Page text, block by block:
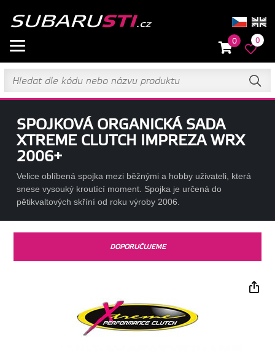
0 0
SPOJKOVÁ ORGANICKÁ SADA
XTREME CLUTCH IMPREZA WRX
2006+
Velice oblíbená spojka mezi běžnými a hobby uživateli, která
snese vysouký kroutící moment. Spojka je určená do
pětikvaltových skříní od roku výroby 2006.
DOPORUČUJEME